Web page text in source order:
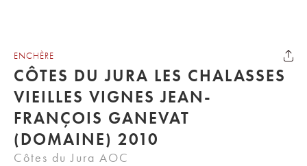
ENCHÈRE
CÔTES DU JURA LES CHALASSES
VIEILLES VIGNES JEAN-
FRANÇOIS GANEVAT
(DOMAINE) 2010
Côtes du Jura AOC